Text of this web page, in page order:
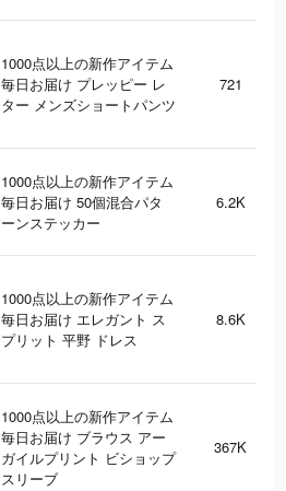
1000点以上の新作アイテム
毎日お届け プレッピー レ
ター メンズショートパンツ
721
1000点以上の新作アイテム
毎日お届け 50個混合パタ
ーンステッカー
6.2K
1000点以上の新作アイテム
毎日お届け エレガント ス
プリット 平野 ドレス
8.6K
1000点以上の新作アイテム
毎日お届け ブラウス アー
ガイルプリント ビショップ
スリーブ
367K